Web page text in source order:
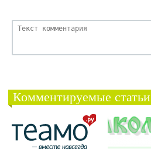
Комментируемые статьи